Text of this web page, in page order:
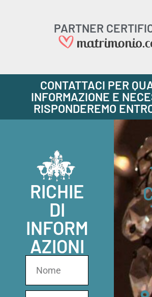
PARTNER
CONTATTACI PER
INFORMAZIONE E
RISPONDEREMO
RICHIE
DI
INFORM
AZIONI